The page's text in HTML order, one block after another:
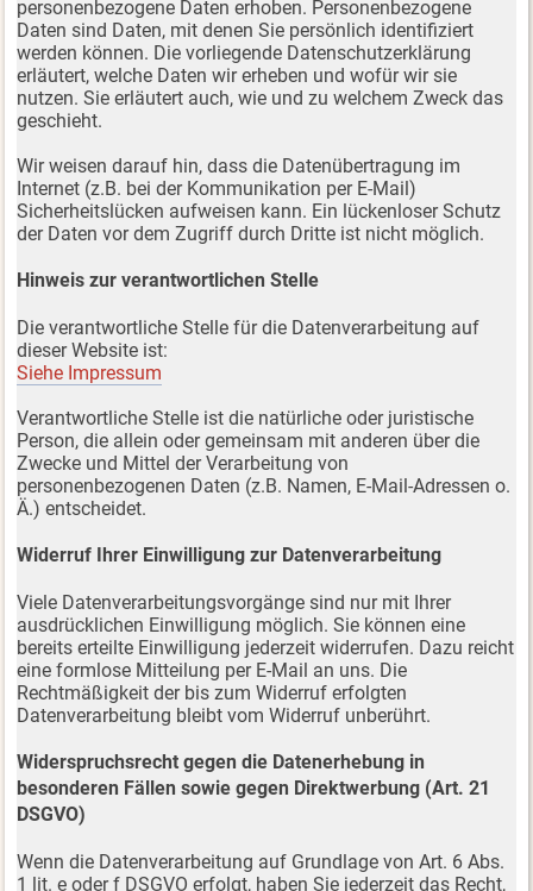
personenbezogene Daten erhoben. Personenbezogene
Daten sind Daten, mit denen Sie persönlich identifiziert
werden können. Die vorliegende Datenschutzerklärung
erläutert, welche Daten wir erheben und wofür wir sie
nutzen. Sie erläutert auch, wie und zu welchem Zweck das
geschieht.
Wir weisen darauf hin, dass die Datenübertragung im
Internet (z.B. bei der Kommunikation per E-Mail)
Sicherheitslücken aufweisen kann. Ein lückenloser Schutz
der Daten vor dem Zugriff durch Dritte ist nicht möglich.
Hinweis zur verantwortlichen Stelle
Die verantwortliche Stelle für die Datenverarbeitung auf
dieser Website ist:
Siehe Impressum
Verantwortliche Stelle ist die natürliche oder juristische
Person, die allein oder gemeinsam mit anderen über die
Zwecke und Mittel der Verarbeitung von
personenbezogenen Daten (z.B. Namen, E-Mail-Adressen o.
Ä.) entscheidet.
Widerruf Ihrer Einwilligung zur Datenverarbeitung
Viele Datenverarbeitungsvorgänge sind nur mit Ihrer
ausdrücklichen Einwilligung möglich. Sie können eine
bereits erteilte Einwilligung jederzeit widerrufen. Dazu reicht
eine formlose Mitteilung per E-Mail an uns. Die
Rechtmäßigkeit der bis zum Widerruf erfolgten
Datenverarbeitung bleibt vom Widerruf unberührt.
Widerspruchsrecht gegen die Datenerhebung in
besonderen Fällen sowie gegen Direktwerbung (Art. 21
DSGVO)
Wenn die Datenverarbeitung auf Grundlage von Art. 6 Abs.
1 lit. e oder f DSGVO erfolgt, haben Sie jederzeit das Recht,